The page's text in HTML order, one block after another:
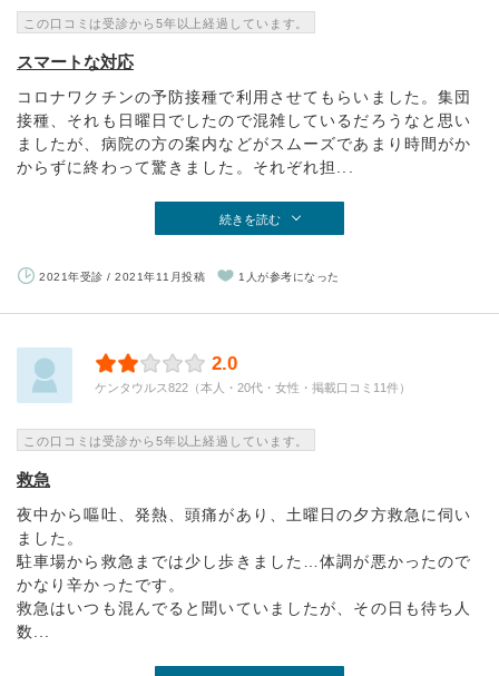
この口コミは受診から5年以上経過しています。
スマートな対応
コロナワクチンの予防接種で利用させてもらいました。集団
接種、それも日曜日でしたので混雑しているだろうなと思い
ましたが、病院の方の案内などがスムーズであまり時間がか
からずに終わって驚きました。それぞれ担...
続きを読む
2021年受診 / 2021年11月投稿 1人が参考になった
2.0
ケンタウルス822（本人・20代・女性・掲載口コミ11件）
この口コミは受診から5年以上経過しています。
救急
夜中から嘔吐、発熱、頭痛があり、土曜日の夕方救急に伺い
ました。
駐車場から救急までは少し歩きました…体調が悪かったので
かなり辛かったです。
救急はいつも混んでると聞いていましたが、その日も待ち人
数...